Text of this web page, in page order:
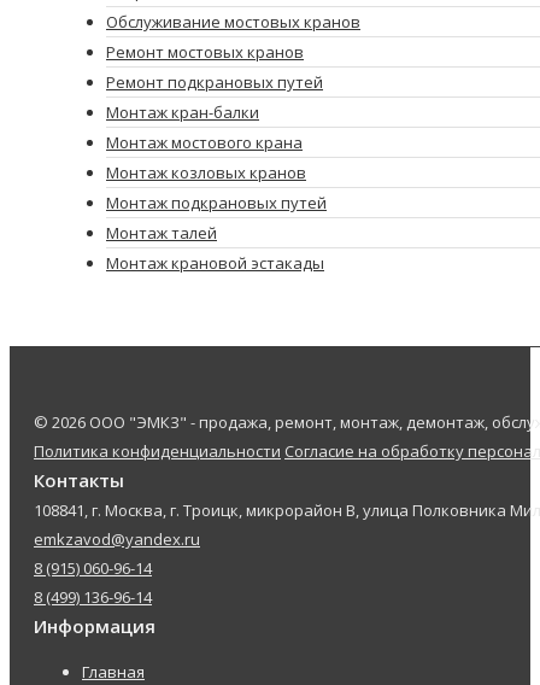
Обслуживание мостовых кранов
Ремонт мостовых кранов
Ремонт подкрановых путей
Монтаж кран-балки
Монтаж мостового крана
Монтаж козловых кранов
Монтаж подкрановых путей
Монтаж талей
Монтаж крановой эстакады
© 2026 ООО "ЭМКЗ" - продажа, ремонт, монтаж, демонтаж,
Политика конфиденциальности Согласие на обработку
Контакты
108841, г. Москва, г. Троицк, микрорайон В, улица Полковника
emkzavod@yandex.ru
8 (915) 060-96-14
8 (499) 136-96-14
Информация
Главная